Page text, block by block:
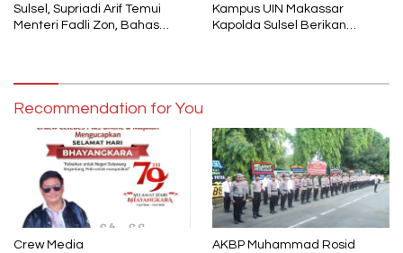
Sulsel, Supriadi Arif Temui
Menteri Fadli Zon, Bahas
Kampus UIN Makassar
Kapolda Sulsel Berikan
Recommendation for You
Crew Media
AKBP Muhammad Rosid